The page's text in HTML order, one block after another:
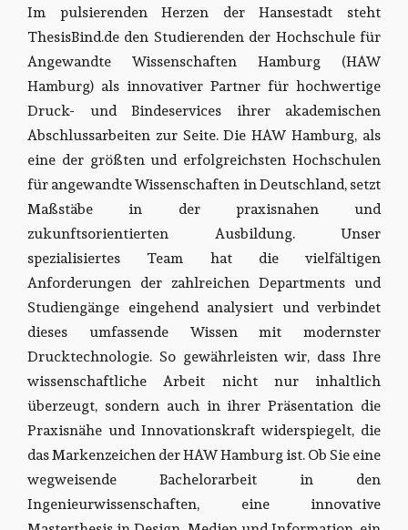
Im pulsierenden Herzen der Hansestadt steht
ThesisBind.de den Studierenden der Hochschule für
Angewandte Wissenschaften Hamburg (HAW
Hamburg) als innovativer Partner für hochwertige
Druck- und Bindeservices ihrer akademischen
Abschlussarbeiten zur Seite. Die HAW Hamburg, als
eine der größten und erfolgreichsten Hochschulen
für angewandte Wissenschaften in Deutschland, setzt
Maßstäbe in der praxisnahen und
zukunftsorientierten Ausbildung. Unser
spezialisiertes Team hat die vielfältigen
Anforderungen der zahlreichen Departments und
Studiengänge eingehend analysiert und verbindet
dieses umfassende Wissen mit modernster
Drucktechnologie. So gewährleisten wir, dass Ihre
wissenschaftliche Arbeit nicht nur inhaltlich
überzeugt, sondern auch in ihrer Präsentation die
Praxisnähe und Innovationskraft widerspiegelt, die
das Markenzeichen der HAW Hamburg ist. Ob Sie eine
wegweisende Bachelorarbeit in den
Ingenieurwissenschaften, eine innovative